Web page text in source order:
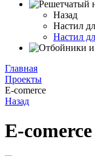
Назад
Настил
Настил
Главная
Проекты
E-comerce
Назад
E-comerce